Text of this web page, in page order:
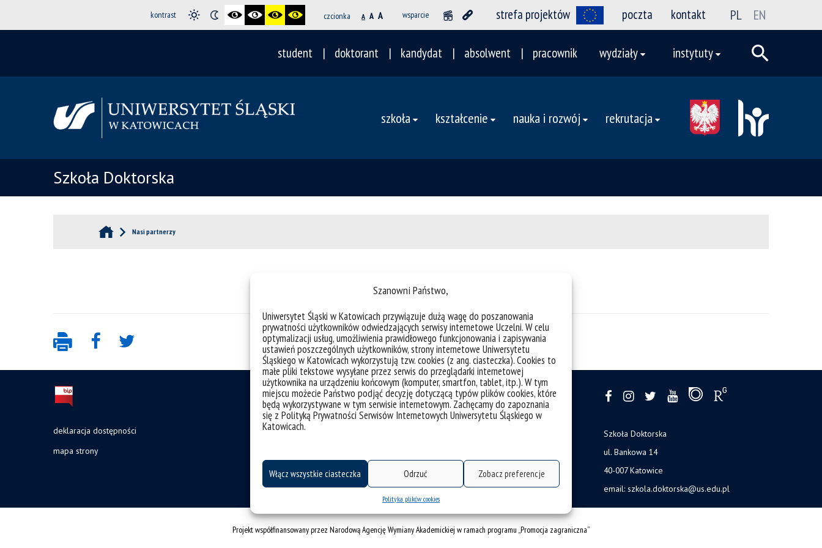
Szanowni Państwo,
Uniwersytet Śląski w Katowicach przywiązuje dużą wagę do poszanowania
prywatności użytkowników odwiedzających serwisy internetowe Uczelni. W celu
optymalizacji usług, umożliwienia prawidłowego funkcjonowania i zapisywania
ustawień poszczególnych użytkowników, strony internetowe Uniwersytetu
Śląskiego w Katowicach wykorzystują tzw. cookies (z ang. ciasteczka). Cookies to
małe pliki tekstowe wysyłane przez serwis do przeglądarki internetowej
użytkownika na urządzeniu końcowym (komputer, smartfon, tablet, itp.). W tym
miejscu możecie Państwo podjąć decyzję dotyczącą typów plików cookies, które
będą wykorzystywane w tym serwisie internetowym. Zachęcamy do zapoznania
się z Polityką Prywatności Serwisów Internetowych Uniwersytetu Śląskiego w
Katowicach.
Włącz wszystkie ciasteczka Odrzuć Zobacz preferencje
Polityka plików cookies
kontrast czcionka A A A wsparcie strefa projektów poczta kontakt PL EN
student doktorant kandydat absolwent pracownik wydziały instytuty
szkoła kształcenie nauka i rozwój rekrutacja
Szkoła Doktorska
Nasi partnerzy
deklaracja dostępności
mapa strony
Szkoła Doktorska
ul. Bankowa 14
40-007 Katowice
email: szkola.doktorska@us.edu.pl
Projekt współfinansowany przez Narodową Agencję Wymiany Akademickiej w ramach programu „Promocja zagraniczna”